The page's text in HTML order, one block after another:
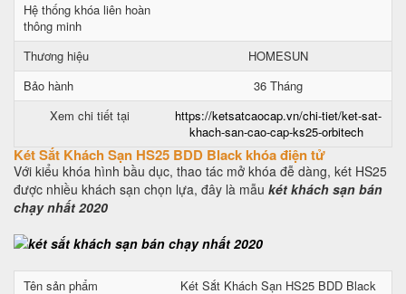
Hệ thống khóa liên hoàn
thông minh
Thương hiệu
HOMESUN
Bảo hành
36 Tháng
Xem chi tiết tại
https://ketsatcaocap.vn/chi-tiet/ket-sat-
khach-san-cao-cap-ks25-orbitech
Két Sắt Khách Sạn HS25 BDD Black khóa điện tử
Với kiểu khóa hình bầu dục, thao tác mở khóa đễ dàng, két HS25
được nhiều khách sạn chọn lựa, đây là mẫu két khách sạn bán
chạy nhất 2020
Tên sản phẩm Két Sắt Khách Sạn HS25 BDD Black